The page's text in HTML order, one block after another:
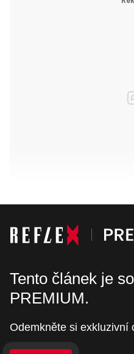
Tento článek je
PREMIUM.
Odemkněte si exkluzivní